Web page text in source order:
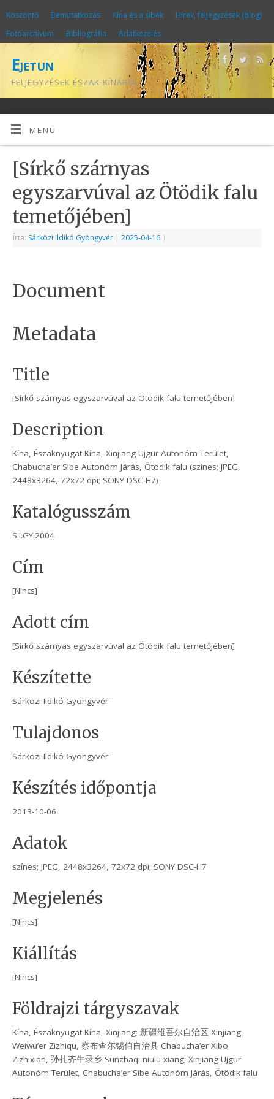
Köszöntő Bemutatkozás Kína és a sibék
Hírek, feljegyzések (blog)
Fotóarchívum
Bibliográfia Adatkezelés
Ejetun
FELJEGYZÉSEK ÉSZAK-KÍNÁRÓL
MENÜ
[Sírkő szárnyas
egyszarvúval az Ötödik falu
temetőjében]
Írta: Sárközi Ildikó Gyöngyvér | 2025-04-16 |
Document
Metadata
Title
[Sírkő szárnyas egyszarvúval az Ötödik falu temetőjében]
Description
Kína, Északnyugat-Kína, Xinjiang Ujgur Autonóm Terület,
Chabucha’er Sibe Autonóm Járás, Ötödik falu (színes; JPEG,
2448x3264, 72x72 dpi; SONY DSC-H7)
Katalógusszám
S.I.GY.2004
Cím
[Nincs]
Adott cím
[Sírkő szárnyas egyszarvúval az Ötödik falu temetőjében]
Készítette
Sárközi Ildikó Gyöngyvér
Tulajdonos
Sárközi Ildikó Gyöngyvér
Készítés időpontja
2013-10-06
Adatok
színes; JPEG, 2448x3264, 72x72 dpi; SONY DSC-H7
Megjelenés
[Nincs]
Kiállítás
[Nincs]
Földrajzi tárgyszavak
Kína, Északnyugat-Kína, Xinjiang; 新疆维吾尔自治区 Xinjiang
Weiwu’er Zizhiqu, 察布查尔锡伯自治县 Chabucha’er Xibo
Zizhixian, 孙扎齐牛录乡 Sunzhaqi niulu xiang; Xinjiang Ujgur
Autonóm Terület, Chabucha’er Sibe Autonóm Járás, Ötödik falu